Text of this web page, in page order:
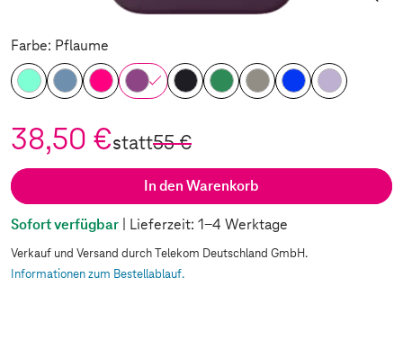
Farbe: Pflaume
38,50 €statt55 €
In den Warenkorb
Sofort verfügbar | Lieferzeit: 1-4 Werktage
Verkauf und Versand durch Telekom Deutschland GmbH.
Informationen zum Bestellablauf.